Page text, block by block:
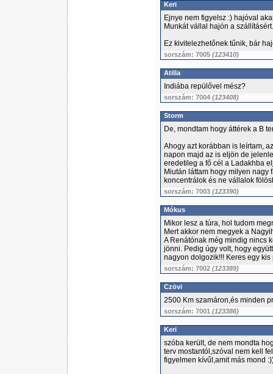
Keri
Ejnye nem figyelsz :) hajóval
Munkát vállal hajón a szállításért.
Ez kivitelezhetőnek tűnik, bár
sorszám: 7005 (123410)
Atilla
Indiába repülővel mész?
sorszám: 7004 (123408)
Storm
De, mondtam hogy áttérek a B
Ahogy azt korábban is leírtam,
napon majd az is eljön de
eredetileg a fő cél a Ladakhba
Miután láttam hogy milyen nagy
koncentrálok és ne vállalok
sorszám: 7003 (123390)
Mókus
Mikor lesz a túra, hol tudom
Mert akkor nem megyek a
A Renátónak még mindig nincs
jönni. Pedig úgy volt, hogy
nagyon dolgozik!!! Keres egy
sorszám: 7002 (123389)
Czövi
2500 Km szamáron,és minden
sorszám: 7001 (123386)
Keri
szóba került, de nem mondta
terv mostantól,szóval nem kell
figyelmen kívűl,amit más mond